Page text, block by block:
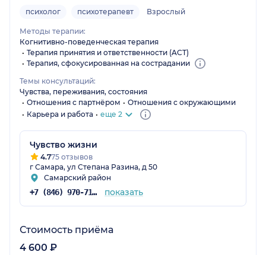
психолог психотерапевт Взрослый
Методы терапии:
Когнитивно-поведенческая терапия
Терапия принятия и ответственности (ACT)
Терапия, сфокусированная на сострадании
Темы консультаций:
Чувства, переживания, состояния
Отношения с партнёром
Отношения с окружающими
Карьера и работа
еще 2
Чувство жизни
4.775 отзывов
г Самара, ул Степана Разина, д 50
Самарский район
+7 (846) 970-71-40 показать
Стоимость приёма
4 600 ₽